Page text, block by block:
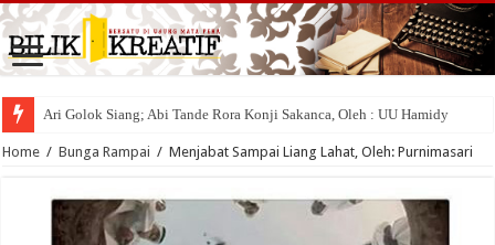
Ari Golok Siang; Abi Tande Rora Konji Sakanca, Oleh : UU Hamidy
Home / Bunga Rampai / Menjabat Sampai Liang Lahat, Oleh: Purnimasari